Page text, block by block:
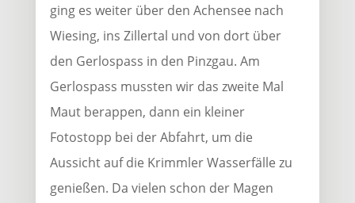
ging es weiter über den Achensee nach
Wiesing, ins Zillertal und von dort über
den Gerlospass in den Pinzgau. Am
Gerlospass mussten wir das zweite Mal
Maut berappen, dann ein kleiner
Fotostopp bei der Abfahrt, um die
Aussicht auf die Krimmler Wasserfälle zu
genießen. Da vielen schon der Magen